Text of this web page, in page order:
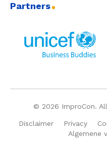
Partners
© 2026 ImproCon.
Disclaimer Privacy
Algemene